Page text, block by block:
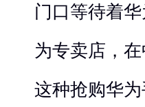
门口等待着华
为专卖店，
这种抢购华